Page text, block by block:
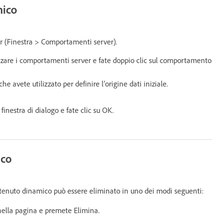
> Comportamenti server).
i comportamenti server e fate doppio clic sul comportamento
avete utilizzato per definire l’origine dati iniziale.
di dialogo e fate clic su OK.
dinamico può essere eliminato in uno dei modi seguenti:
pagina e premete Elimina.